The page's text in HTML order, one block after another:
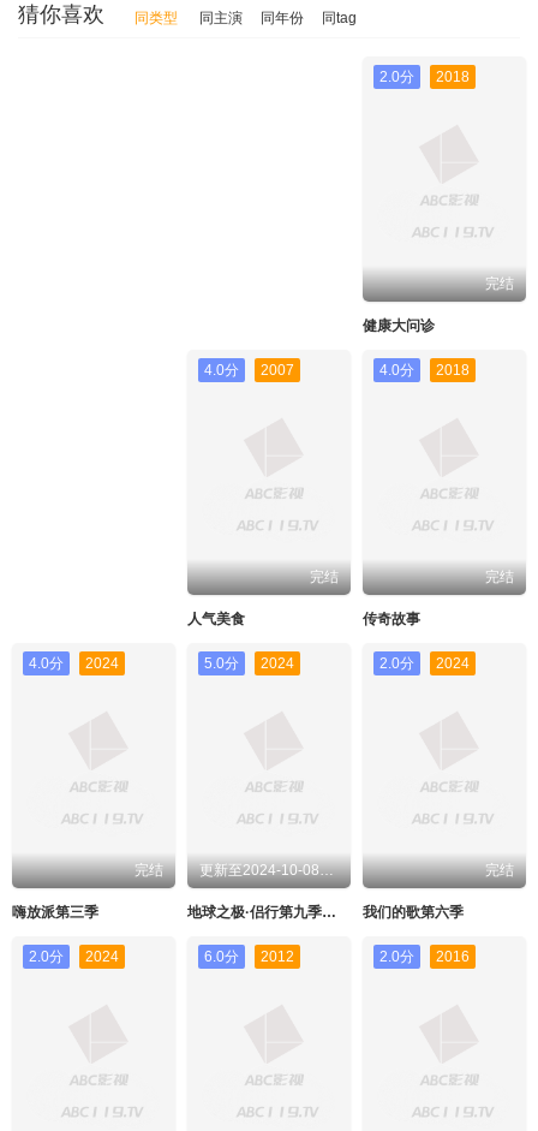
猜你喜欢 同类型 同主演 同年份 同tag
2.0分 2018
完结
健康大问诊
4.0分 2007
完结
人气美食
4.0分 2018
完结
传奇故事
4.0分 2024
完结
嗨放派第三季
5.0分 2024
更新至2024-10-08期期
地球之极·侣行第九季上篇
2.0分 2024
完结
我们的歌第六季
2.0分 2024 6.0分 2012 2.0分 2016